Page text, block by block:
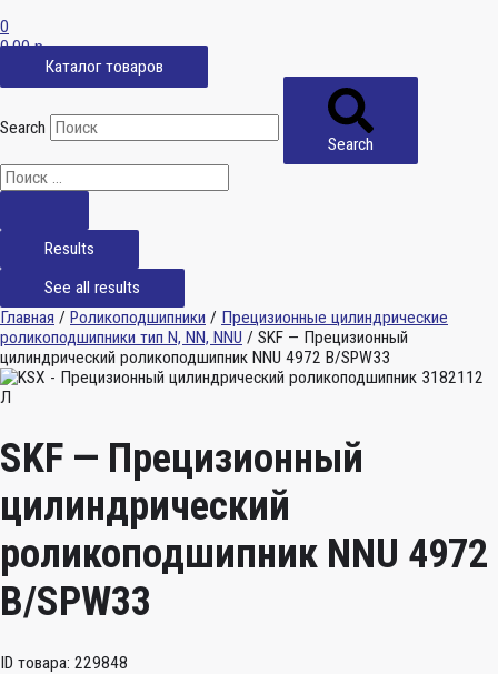
0
0,00р.
Каталог товаров
Search
Search
Results
See all results
Главная / Роликоподшипники / Прецизионные цилиндрические
роликоподшипники тип N, NN, NNU / SKF — Прецизионный
цилиндрический роликоподшипник NNU 4972 B/SPW33
SKF — Прецизионный
цилиндрический
роликоподшипник NNU 4972
B/SPW33
ID товара: 229848